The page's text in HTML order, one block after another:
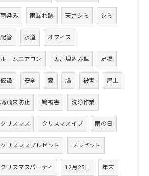
雨染み 雨漏れ跡 天井シミ シミ
配管 水道 オフィス
ルームエアコン 天井埋込み型 足場
仮設 安全 糞 鳩 被害 屋上
鳩飛来防止 鳩被害 洗浄作業
クリスマス クリスマスイブ 雨の日
クリスマスプレゼント プレゼント
クリスマスパーティ 12月25日 年末